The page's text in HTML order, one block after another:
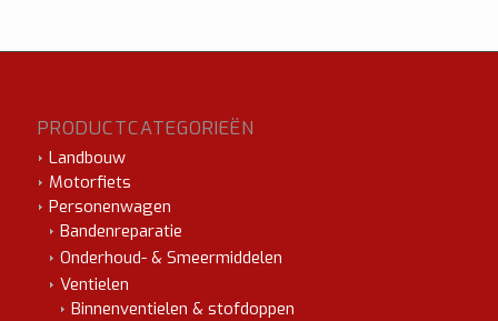
PRODUCTCATEGORIEËN
Landbouw
Motorfiets
Personenwagen
Bandenreparatie
Onderhoud- & Smeermiddelen
Ventielen
Binnenventielen & stofdoppen